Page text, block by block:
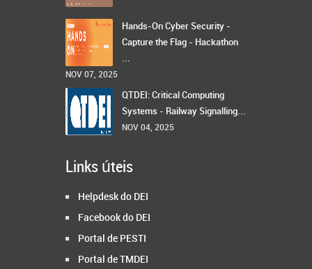
Hands-On Cyber Security -
Capture the Flag - Hackathon
...
NOV 07, 2025
QTDEI: Critical Computing
Systems - Railway Signalling...
NOV 04, 2025
Links úteis
Helpdesk do DEI
Facebook do DEI
Portal de PESTI
Portal de TMDEI